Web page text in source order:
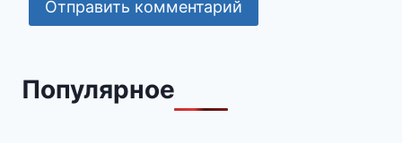
Популярное